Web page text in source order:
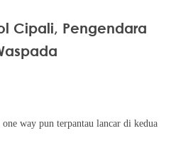
Cipali, Pengendara
way pun terpantau lancar di kedua